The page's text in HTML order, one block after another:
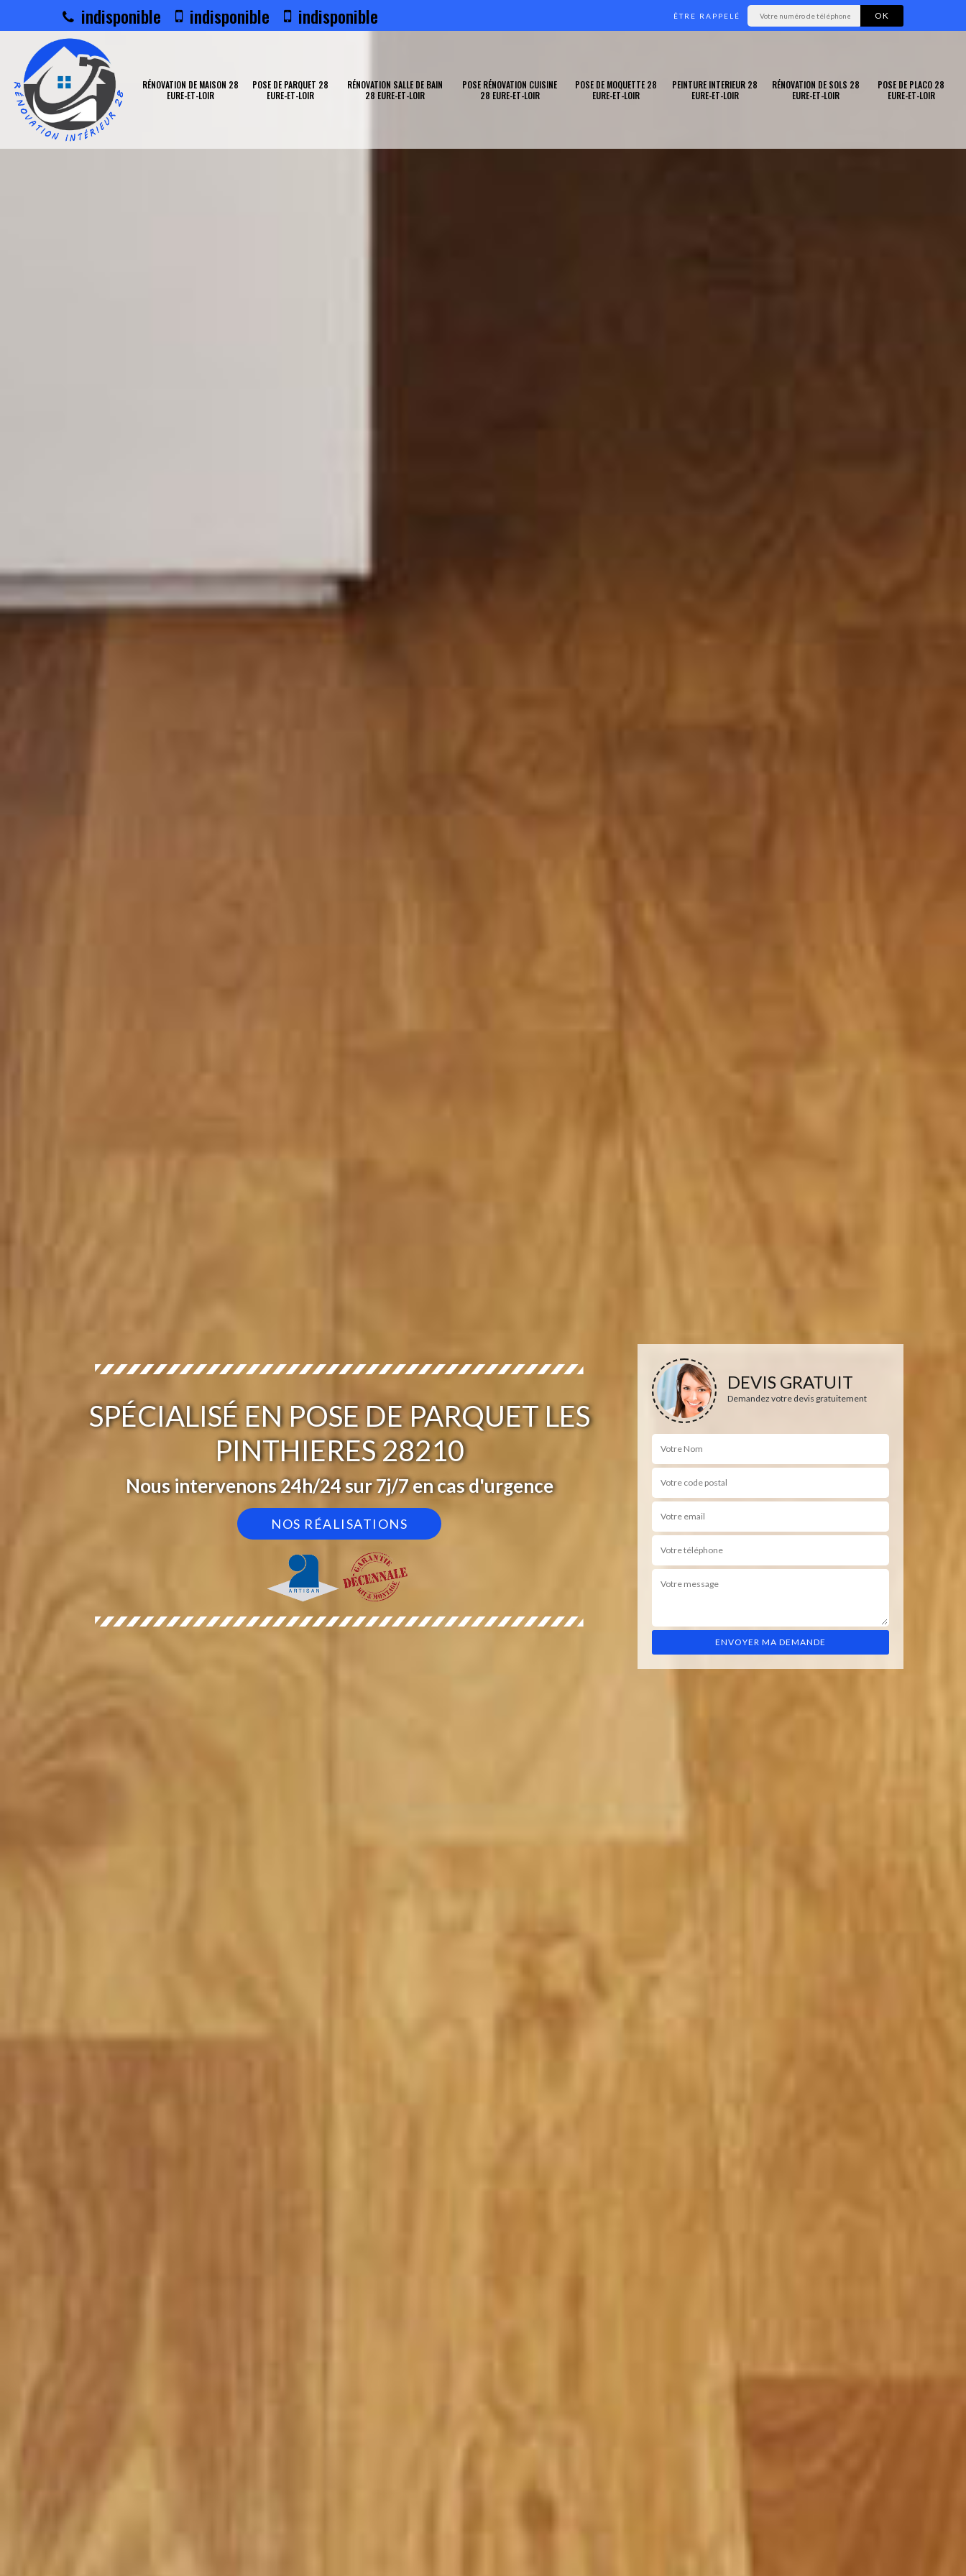
indisponible indisponible indisponible ÊTRE RAPPELÉ
RÉNOVATION DE MAISON 28
EURE-ET-LOIR
POSE DE PARQUET 28
EURE-ET-LOIR
RÉNOVATION SALLE DE BAIN
28 EURE-ET-LOIR
POSE RÉNOVATION CUISINE
28 EURE-ET-LOIR
POSE DE MOQUETTE 28
EURE-ET-LOIR
PEINTURE INTERIEUR 28
EURE-ET-LOIR
RÉNOVATION DE SOLS 28
EURE-ET-LOIR
POSE DE PLACO 28
EURE-ET-LOIR
SPÉCIALISÉ EN POSE DE PARQUET LES
PINTHIERES 28210
Nous intervenons 24h/24 sur 7j/7 en cas d'urgence
NOS RÉALISATIONS
DEVIS GRATUIT
Demandez votre devis gratuitement